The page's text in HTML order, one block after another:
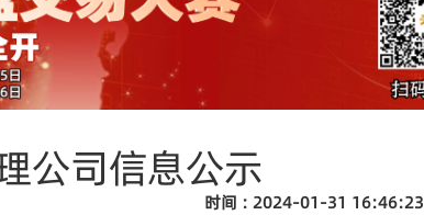
公司信息公示
时间 : 2024-01-31 16:46:23